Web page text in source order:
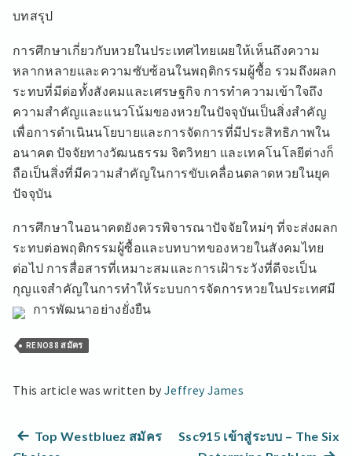
บทสรุป
การศึกษาเกี่ยวกับหวยในประเทศไทยเผยให้เห็นถึงความ
หลากหลายและความซับซ้อนในพฤติกรรมผู้ซื้อ รวมถึงผลก
ระทบที่มีต่อทั้งสังคมและเศรษฐกิจ การทำความเข้าใจถึง
ความสำคัญและแนวโน้มของหวยในปัจจุบันเป็นสิ่งสำคัญ
เพื่อการดำเนินนโยบายและการจัดการที่มีประสิทธิภาพใน
อนาคต ปัจจัยทางวัฒนธรรม จิตวิทยา และเทคโนโลยีต่างก็
ถือเป็นสิ่งที่มีความสำคัญในการขับเคลื่อนตลาดหวยในยุค
ปัจจุบัน
การศึกษาในอนาคตยังควรพิจารณาปัจจัยใหม่ๆ ที่จะส่งผลก
ระทบต่อพฤติกรรมผู้ซื้อและบทบาทของหวยในสังคมไทย
ต่อไป การสื่อสารที่เหมาะสมและการเฝ้าระวังที่ดีจะเป็น
กุญแจสำคัญในการทำให้ระบบการจัดการหวยในประเทศมี
การพัฒนาอย่างยั่งยืน
RENO88 สมัคร
This article was written by Jeffrey James
แนะแนว
Previous
Top Westbluez สมัคร
Ssc915 เข้าสู่ระบบ – The Six